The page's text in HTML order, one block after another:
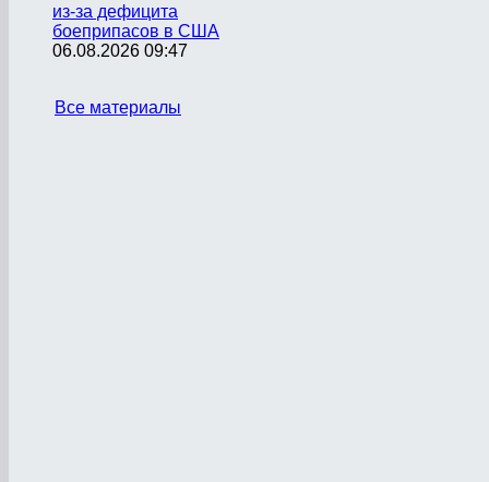
из-за дефицита
боеприпасов в США
06.08.2026 09:47
Все материалы